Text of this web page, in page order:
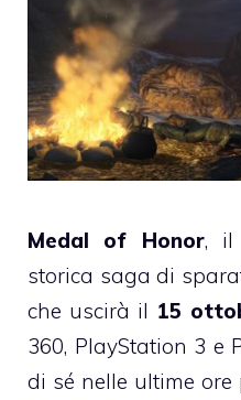
Medal of Honor, il
storica saga di
che uscirà il 15
360, PlayStation 3 e
di sé nelle ultime